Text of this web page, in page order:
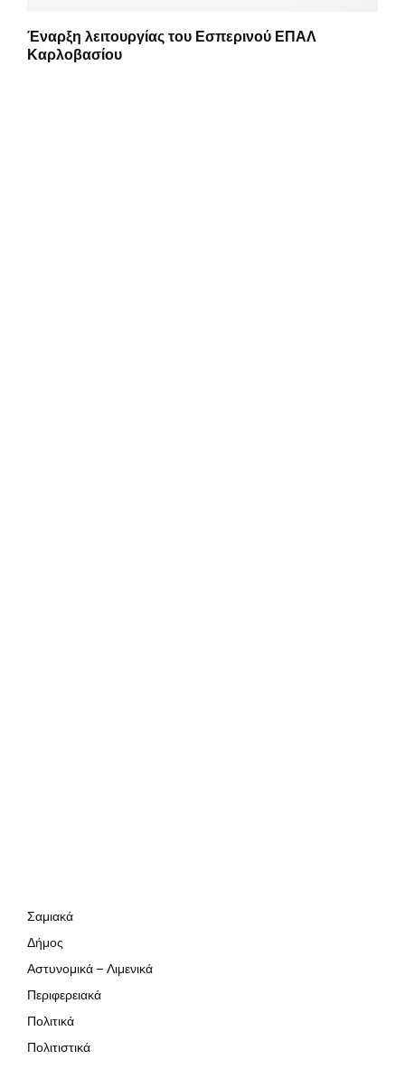
Έναρξη λειτουργίας του Εσπερινού ΕΠΑΛ
Καρλοβασίου
Σαμιακά
Δήμος
Αστυνομικά – Λιμενικά
Περιφερειακά
Πολιτικά
Πολιτιστικά